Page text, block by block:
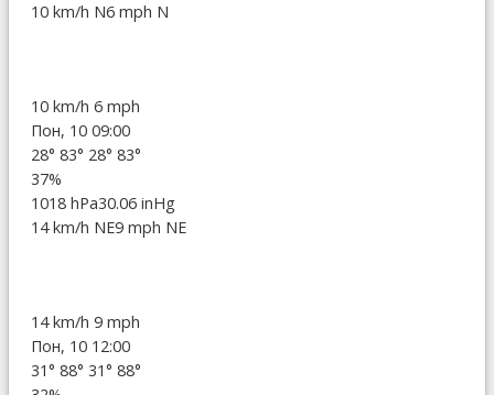
10 km/h N6 mph N
10 km/h 6 mph
Пон, 10 09:00
28° 83° 28° 83°
37%
1018 hPa30.06 inHg
14 km/h NE9 mph NE
14 km/h 9 mph
Пон, 10 12:00
31° 88° 31° 88°